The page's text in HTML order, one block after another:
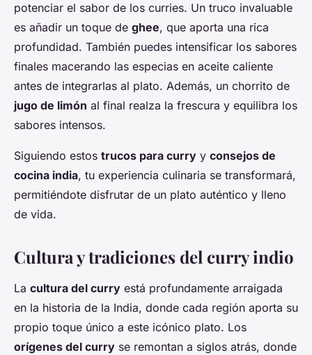
potenciar el sabor de los curries. Un truco invaluable
es añadir un toque de ghee, que aporta una rica
profundidad. También puedes intensificar los sabores
finales macerando las especias en aceite caliente
antes de integrarlas al plato. Además, un chorrito de
jugo de limón al final realza la frescura y equilibra los
sabores intensos.
Siguiendo estos trucos para curry y consejos de
cocina india, tu experiencia culinaria se transformará,
permitiéndote disfrutar de un plato auténtico y lleno
de vida.
Cultura y tradiciones del curry indio
La cultura del curry está profundamente arraigada
en la historia de la India, donde cada región aporta su
propio toque único a este icónico plato. Los
orígenes del curry se remontan a siglos atrás, donde